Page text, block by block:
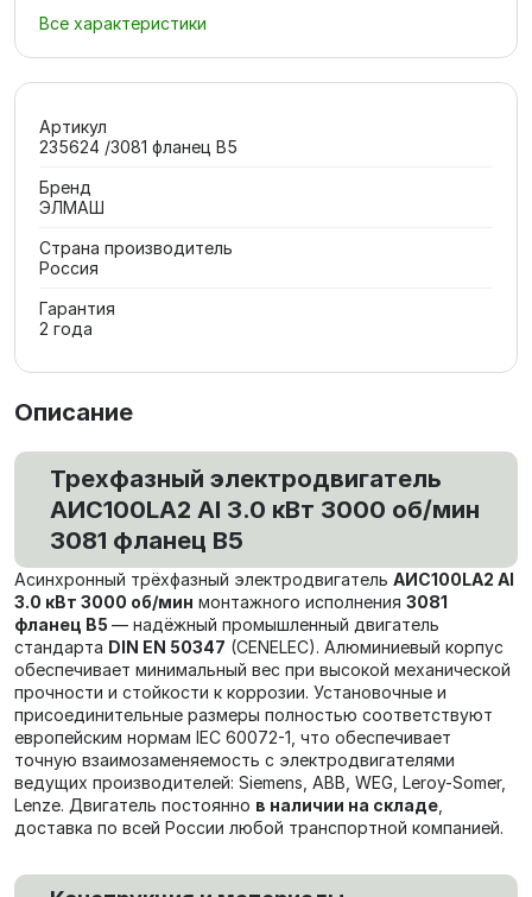
Все характеристики
Артикул
235624 /3081 фланец В5
Бренд
ЭЛМАШ
Страна производитель
Россия
Гарантия
2 года
Описание
Трехфазный электродвигатель
AИC100LA2 Al 3.0 кВт 3000 об/мин
3081 фланец В5
Асинхронный трёхфазный электродвигатель AИC100LA2 Al
3.0 кВт 3000 об/мин монтажного исполнения 3081
фланец В5 — надёжный промышленный двигатель
стандарта DIN EN 50347 (CENELEC). Алюминиевый корпус
обеспечивает минимальный вес при высокой механической
прочности и стойкости к коррозии. Установочные и
присоединительные размеры полностью соответствуют
европейским нормам IEC 60072-1, что обеспечивает
точную взаимозаменяемость с электродвигателями
ведущих производителей: Siemens, ABB, WEG, Leroy-Somer,
Lenze. Двигатель постоянно в наличии на складе
доставка по всей России любой транспортной компанией.